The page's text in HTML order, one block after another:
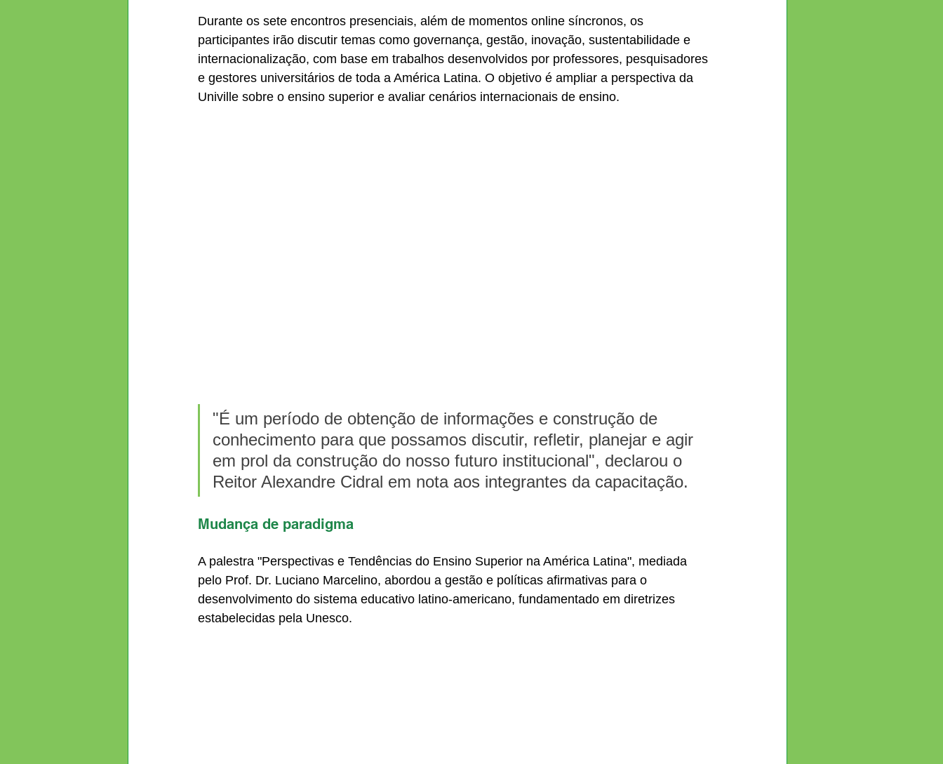
Durante os sete encontros presenciais, além de momentos online síncronos, os
participantes irão discutir temas como governança, gestão, inovação, sustentabilidade e
internacionalização, com base em trabalhos desenvolvidos por professores, pesquisadores
e gestores universitários de toda a América Latina. O objetivo é ampliar a perspectiva da
Univille sobre o ensino superior e avaliar cenários internacionais de ensino.
"É um período de obtenção de informações e construção de
conhecimento para que possamos discutir, refletir, planejar e agir
em prol da construção do nosso futuro institucional", declarou o
Reitor Alexandre Cidral em nota aos integrantes da capacitação.
Mudança de paradigma
A palestra "Perspectivas e Tendências do Ensino Superior na América Latina", mediada
pelo Prof. Dr. Luciano Marcelino, abordou a gestão e políticas afirmativas para o
desenvolvimento do sistema educativo latino-americano, fundamentado em diretrizes
estabelecidas pela Unesco.